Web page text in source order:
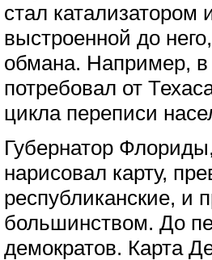
стал
выстроенной до
обмана. Например, в
потребовал от
цикла переписи
Губернатор
нарисовал карту,
республиканские, и
большинством. До
демократов. Карта